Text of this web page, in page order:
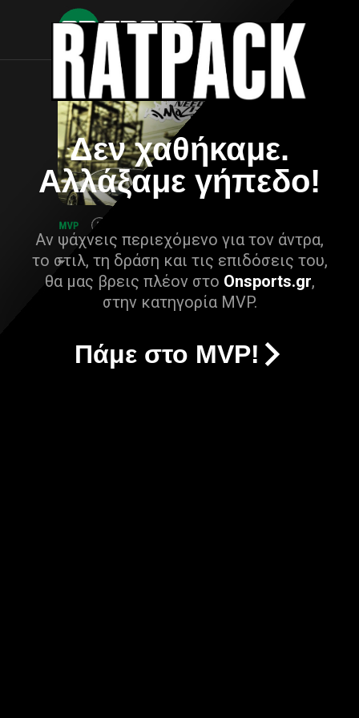
Δεν χαθήκαμε.
Αλλάξαμε γήπεδο!
Αν ψάχνεις περιεχόμενο για τον άντρα,
το στιλ, τη δράση και τις επιδόσεις του,
θα μας βρεις πλέον στο Onsports.gr,
στην κατηγορία MVP.
Πάμε στο MVP!